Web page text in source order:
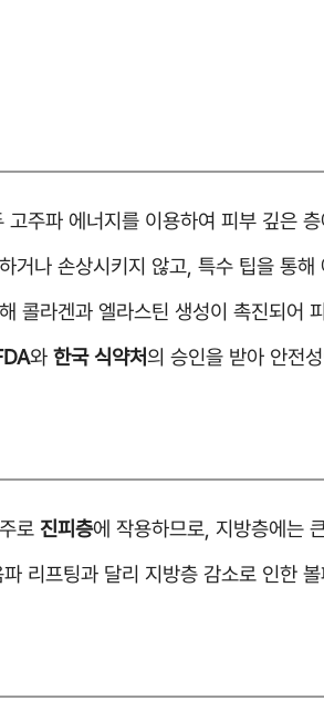
고주파 에너지를 이용하여 피부 깊은
거나 손상시키지 않고, 특수 팁을 통해
콜라겐과 엘라스틴 생성이 촉진되어
와한국 식약처의 승인을 받아 안전
로 진피층에 작용하므로, 지방층에는
리프팅과 달리 지방층 감소로 인한